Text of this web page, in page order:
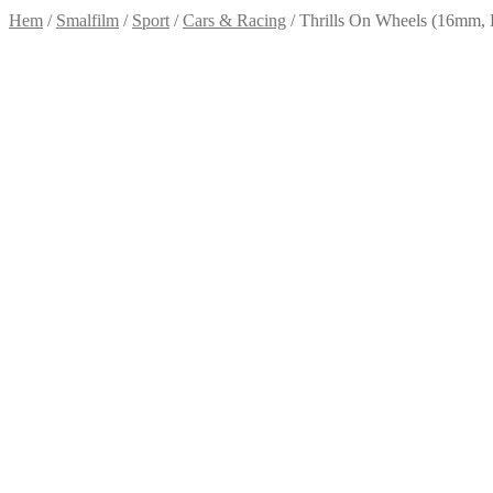
Hem / Smalfilm / Sport /Cars & Racing /Thrills On Wheels (16mm,